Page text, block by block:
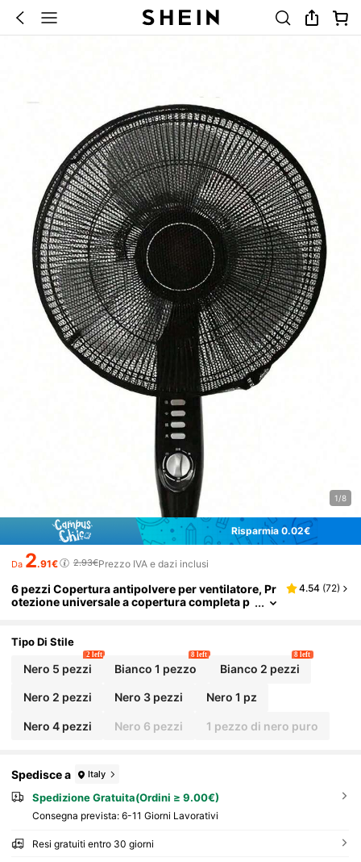
1/8
Risparmia 0.02€
Da 2.91€ 2.93€Prezzo IVA e dazi inclusi
6 pezzi Copertura antipolvere per ventilatore, Pr
otezione universale a copertura completa p
colore casuale, Decorazione cucina, Articoli per
la casa, Regalo per la festa della mamma, Decora
zione camera da letto, Giardino, Decorazione cu
cina, Estate, Spiaggia, Articoli da viaggio essenz
iali, Decorazione camera, Squishy, Laurea, Ester
no, Giardino, Articoli da viaggio essenziali, Artic
ziali, Stagione di laurea, Cerimonia di laurea, Re
n, Finisci la scuola, Festa di laurea, Articoli da est
erno essenziali, Viaggio portatile, Articoli essen
ziali per l'escursionismo, Articoli essenziali per i
l campeggio, Strumenti portatili, Articoli essenzi
ali per l'estate, Articoli portatili per l'estate
4.54 (72)
Tipo Di Stile
Nero 5 pezzi
2 left
Bianco 1 pezzo
8 left
Bianco 2 pezzi
8 left
Nero 2 pezzi Nero 3 pezzi Nero 1 pz
Nero 4 pezzi Nero 6 pezzi 1 pezzo di nero puro
Spedisce a Italy
Spedizione Gratuita(Ordini ≥ 9.00€)
Consegna prevista: 6-11 Giorni Lavorativi
Resi gratuiti entro 30 giorni